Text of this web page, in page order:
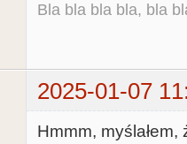
Bla bla bla bla, bla
2025-01-07
Hmmm,